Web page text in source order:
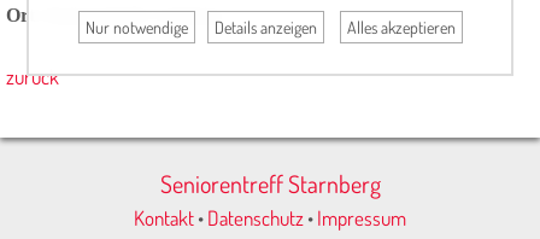
Ort
: Seniorentreff, Cafeteria
zurück
Seniorentreff Starnberg
Kontakt•Datenschutz•Impressum
Nur notwendige Details anzeigen Alles akzeptieren